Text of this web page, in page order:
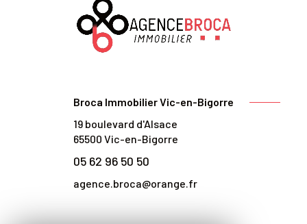
Broca Immobilier Vic-en-Bigorre
19 boulevard d'Alsace
65500 Vic-en-Bigorre
05 62 96 50 50
agence.broca@orange.fr